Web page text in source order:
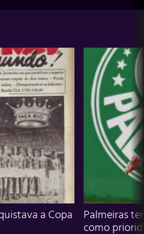
a Copa
Palmeiras
como